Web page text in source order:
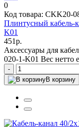
0
Код товара: CKK20-
Плинтусный кабель-
K01
451р.
Аксессуары для
020-1-K01 Вес нетто
-
В корзину